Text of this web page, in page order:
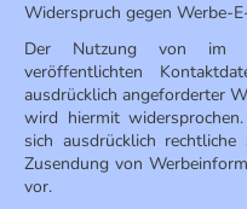
Widerspruch gegen Werbe-
Der Nutzung von im
veröffentlichten
ausdrücklich angeforderter
wird hiermit
sich ausdrücklich
Zusendung von
vor.